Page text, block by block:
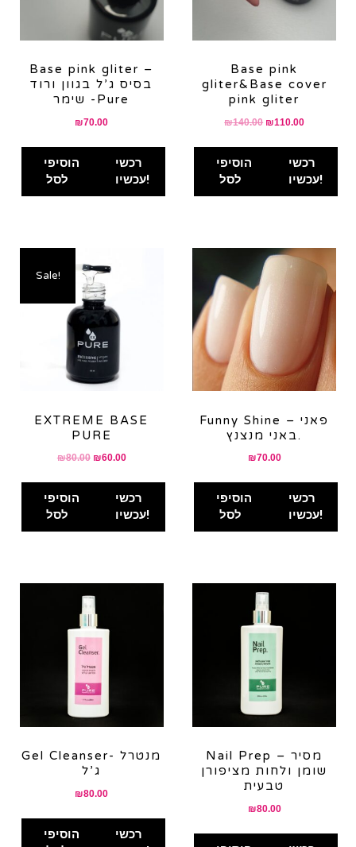
Base pink gliter –
בסיס ג’ל בגוון ורוד
שימר -Pure
₪70.00
הוסיפי
לסל
רכשי
עכשיו!
Base pink
gliter&Base cover
pink gliter
₪140.00 Original
₪110.00Current
₪110.00.
הוסיפי
לסל
רכשי
עכשיו!
Sale!
EXTREME BASE
PURE
₪80.00 Original
₪80.00.
₪60.00Current
₪60.00.
הוסיפי
לסל
רכשי
עכשיו!
Funny Shine – פאני
באני מנצנץ.
₪70.00
הוסיפי
לסל
רכשי
עכשיו!
Gel Cleanser- מנטרל
ג’ל
₪80.00
הוסיפי
רכשי
Nail Prep – מסיר
שומן ולחות מציפורן
טבעית
₪80.00